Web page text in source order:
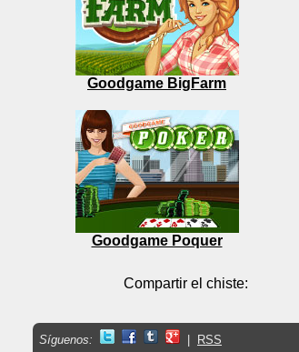
Goodgame BigFarm
Goodgame Poquer
Compartir el chiste:
Síguenos: RSS